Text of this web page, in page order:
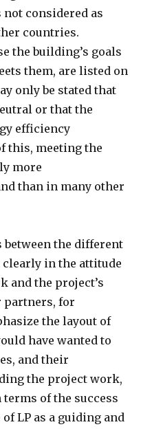
considered as
countries.
the building’s goals
them, are listed on
only be stated that
or that the
efficiency
this, meeting the
more
than in many other
the different
clearly in the attitude
and the project’s
partners, for
the layout of
have wanted to
and their
the project work,
of the success
LP as a guiding and